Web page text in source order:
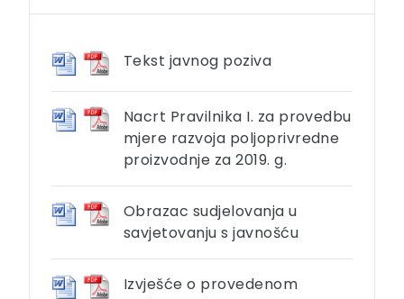
Tekst javnog poziva
Nacrt Pravilnika I. za provedbu
mjere razvoja poljoprivredne
proizvodnje za 2019. g.
Obrazac sudjelovanja u
savjetovanju s javnošću
Izvješće o provedenom